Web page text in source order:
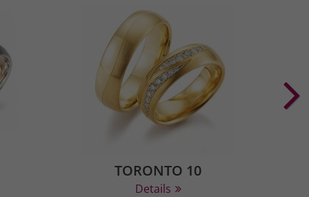
TORONTO 10
Details